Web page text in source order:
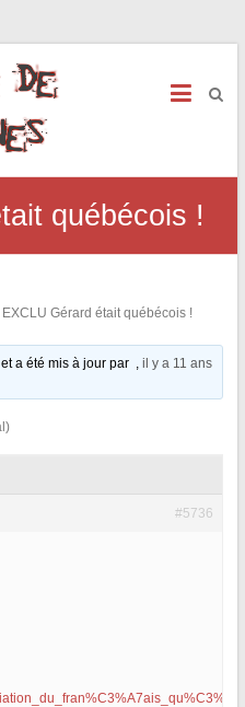
québécois !
EXCLU Gérard était québécois !
a été mis à jour par , il y a 11 ans
#5736